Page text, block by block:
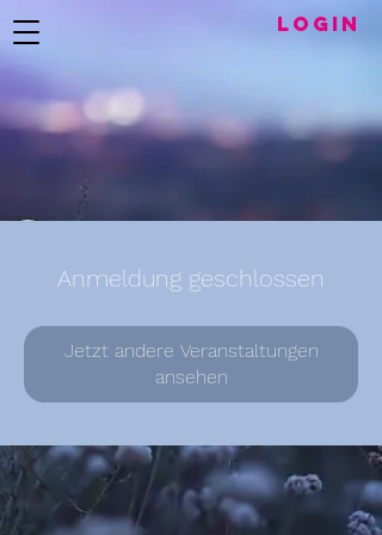
LogIN
Anmeldung geschlossen
Jetzt andere Veranstaltungen
ansehen